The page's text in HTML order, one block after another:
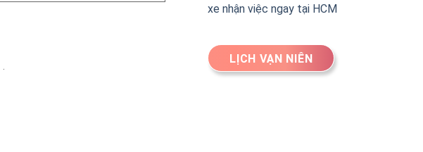
xe nhận việc ngay tại HCM
LỊCH VẠN NIÊN